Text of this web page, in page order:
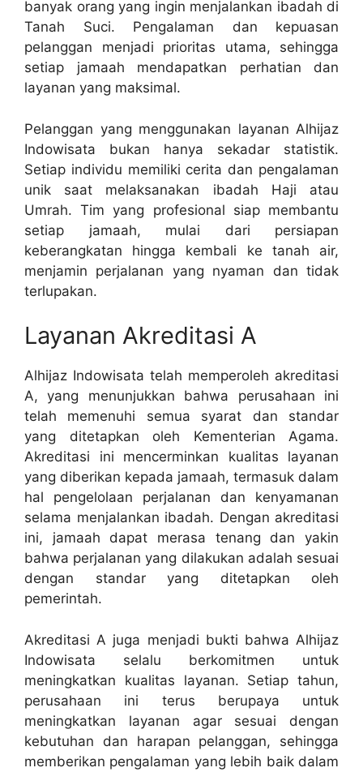
banyak orang yang ingin menjalankan ibadah di
Tanah Suci. Pengalaman dan kepuasan
pelanggan menjadi prioritas utama, sehingga
setiap jamaah mendapatkan perhatian dan
layanan yang maksimal.
Pelanggan yang menggunakan layanan Alhijaz
Indowisata bukan hanya sekadar statistik.
Setiap individu memiliki cerita dan pengalaman
unik saat melaksanakan ibadah Haji atau
Umrah. Tim yang profesional siap membantu
setiap jamaah, mulai dari persiapan
keberangkatan hingga kembali ke tanah air,
menjamin perjalanan yang nyaman dan tidak
terlupakan.
Layanan Akreditasi A
Alhijaz Indowisata telah memperoleh akreditasi
A, yang menunjukkan bahwa perusahaan ini
telah memenuhi semua syarat dan standar
yang ditetapkan oleh Kementerian Agama.
Akreditasi ini mencerminkan kualitas layanan
yang diberikan kepada jamaah, termasuk dalam
hal pengelolaan perjalanan dan kenyamanan
selama menjalankan ibadah. Dengan akreditasi
ini, jamaah dapat merasa tenang dan yakin
bahwa perjalanan yang dilakukan adalah sesuai
dengan standar yang ditetapkan oleh
pemerintah.
Akreditasi A juga menjadi bukti bahwa Alhijaz
Indowisata selalu berkomitmen untuk
meningkatkan kualitas layanan. Setiap tahun,
perusahaan ini terus berupaya untuk
meningkatkan layanan agar sesuai dengan
kebutuhan dan harapan pelanggan, sehingga
memberikan pengalaman yang lebih baik dalam